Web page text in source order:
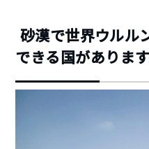
砂漠で世界ウルル
できる国があります